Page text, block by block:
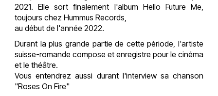
2021. Elle sort finalement l'album Hello Future Me,
toujours chez Hummus Records,
au début de l'année 2022.
Durant la plus grande partie de cette période, l'artiste
suisse-romande compose et enregistre pour le cinéma
et le théâtre.
Vous entendrez aussi durant l'interview sa chanson
"Roses On Fire"